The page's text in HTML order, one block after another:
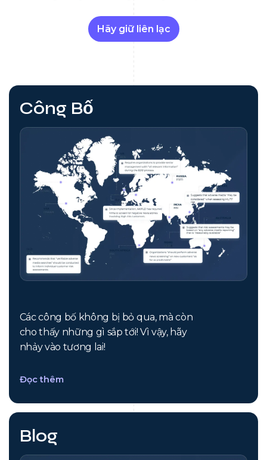
Hãy giữ liên lạc
Công Bố
Các công bố không bị bỏ qua, mà còn
cho thấy những gì sắp tới! Vì vậy, hãy
nhảy vào tương lai!
Đọc thêm
Blog